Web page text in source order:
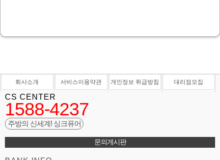
회사소개 서비스이용약관 개인정보 취급방침 대리점모집
CS CENTER
1588-4237
주방의 신세계! 싱크퓨어
문의게시판